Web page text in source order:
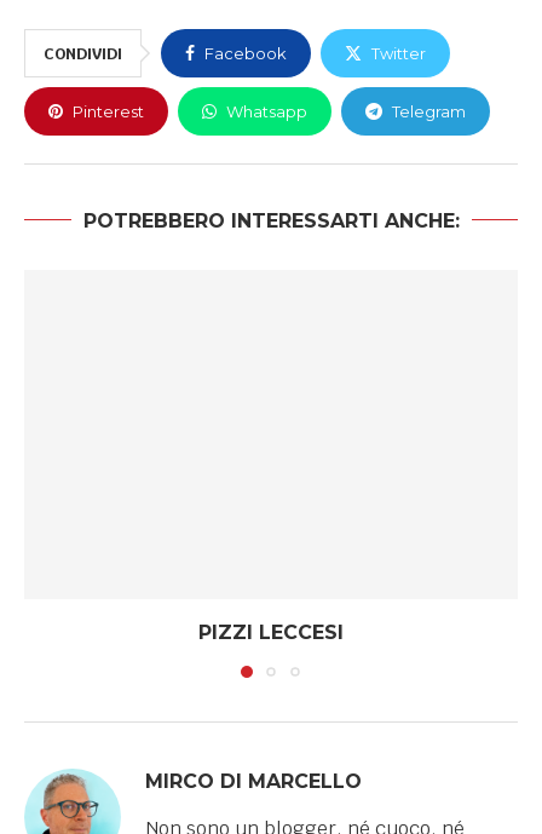
CONDIVIDI Facebook Twitter
Pinterest Whatsapp Telegram
POTREBBERO INTERESSARTI ANCHE:
PIZZI LECCESI
MIRCO DI MARCELLO
Non sono un blogger, né cuoco, né